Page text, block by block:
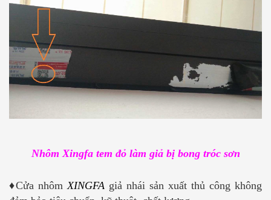
Nhôm Xingfa tem đỏ làm giả bị bong tróc sơn
♦Cửa nhômXINGFA giả nhái sản xuất thủ công không